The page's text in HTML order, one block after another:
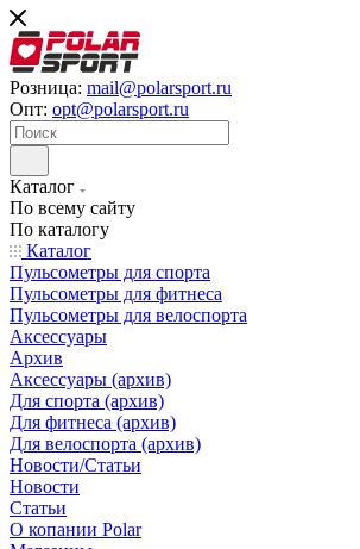
Розница: mail@polarsport.ru
Опт: opt@polarsport.ru
Каталог
По всему сайту
По каталогу
Каталог
Пульсометры для спорта
Пульсометры для фитнеса
Пульсометры для велоспорта
Аксессуары
Архив
Аксессуары (архив)
Для спорта (архив)
Для фитнеса (архив)
Для велоспорта (архив)
Новости/Статьи
Новости
Статьи
О копании Polar